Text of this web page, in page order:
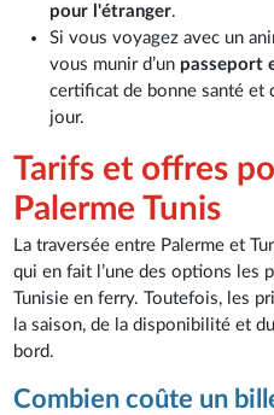
pour l'étranger.
Si vous voyagez avec un
vous munir d’un passeport
certificat de bonne santé et
jour.
Tarifs et offres
Palerme Tunis
La traversée entre Palerme et
qui en fait l’une des options les
Tunisie en ferry. Toutefois, les
la saison, de la disponibilité et
bord.
Combien coûte un